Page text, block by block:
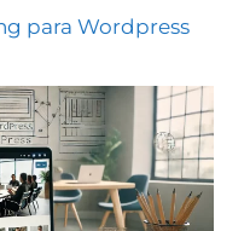
para Wordpress